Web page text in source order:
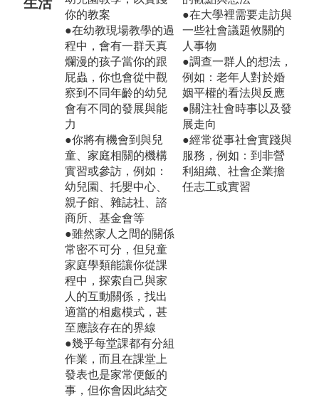
你的教案
●在幼教現場教學的過
程中，會有一群天真
爛漫的孩子當你的跟
屁蟲，你也會從中觀
察到不同年齡的幼兒
會有不同的發展與能
力
●你將有機會到與兒
童、家庭相關的機構
實習或參訪，例如：
幼兒園、托嬰中心、
親子館、雜誌社、諮
商所、基金會等
●雖然家人之間的關係
常密不可分，但兒童
家庭學類能讓你從課
程中，探索自己與家
人的互動關係，找出
適當的相處模式，甚
至應該存在的界線
●幾乎每堂課都有分組
作業，而且在課堂上
發表也是家常便飯的
事，但你會因此結交
●在大學裡需要走訪與
一些社會議題攸關的
人事物
●調查一群人的想法，
例如：老年人對於婚
姻平權的看法與反應
●關注社會時事以及發
展走向
●經常從事社會實踐與
服務，例如：到非營
利組織、社會企業擔
任志工或實習